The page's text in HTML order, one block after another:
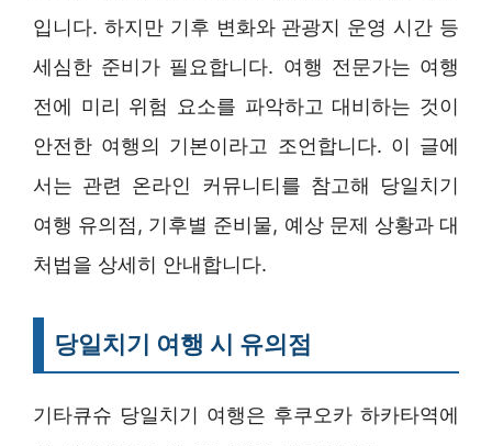
입니다. 하지만 기후 변화와 관광지 운영 시간 등
세심한 준비가 필요합니다. 여행 전문가는 여행
전에 미리 위험 요소를 파악하고 대비하는 것이
안전한 여행의 기본이라고 조언합니다. 이 글에
서는 관련 온라인 커뮤니티를 참고해 당일치기
여행 유의점, 기후별 준비물, 예상 문제 상황과 대
처법을 상세히 안내합니다.
당일치기 여행 시 유의점
기타큐슈 당일치기 여행은 후쿠오카 하카타역에